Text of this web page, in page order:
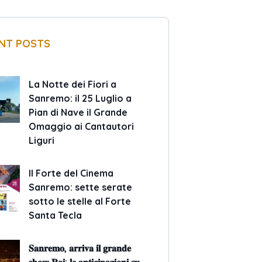
POSTS
La Notte dei Fiori a
Sanremo: il 25 Luglio a
Pian di Nave il Grande
Omaggio ai Cantautori
Liguri
Il Forte del Cinema
Sanremo: sette serate
sotto le stelle al Forte
Santa Tecla
𝐒𝐚𝐧𝐫𝐞𝐦𝐨, 𝐚𝐫𝐫𝐢𝐯𝐚 𝐢𝐥 𝐠𝐫𝐚𝐧𝐝𝐞